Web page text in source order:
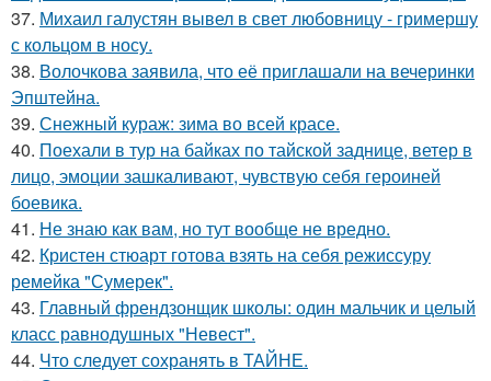
37. Михаил галустян вывел в свет любовницу - гримершу
с кольцом в носу.
38. Волочкова заявила, что её приглашали на вечеринки
Эпштейна.
39. Снежный кураж: зима во всей красе.
40. Поехали в тур на байках по тайской заднице, ветер в
лицо, эмоции зашкаливают, чувствую себя героиней
боевика.
41. Не знаю как вам, но тут вообще не вредно.
42. Кристен стюарт готова взять на себя режиссуру
ремейка "Сумерек".
43. Главный френдзонщик школы: один мальчик и целый
класс равнодушных "Невест".
44. Что следует сохранять в ТАЙНЕ.